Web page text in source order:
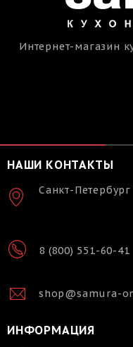
Интернет-магазин
НАШИ КОНТАКТЫ
Санкт-Петербург
8 (800) 551-60-41
shop@samura-
ИНФОРМАЦИЯ